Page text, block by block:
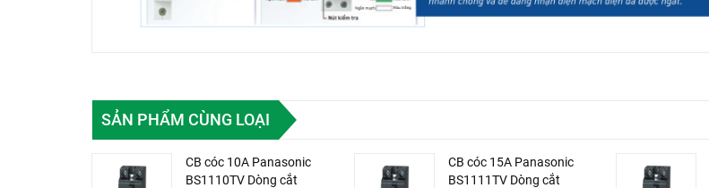
SẢN PHẨM CÙNG LOẠI
CB cóc 10A Panasonic
BS1110TV Dòng cắt
CB cóc 15A Panasonic
BS1111TV Dòng cắt